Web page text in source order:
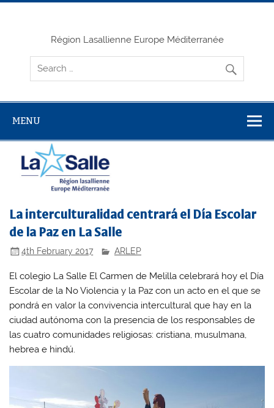
Skip
Région Lasallienne Europe Méditerranée
MENU
La interculturalidad centrará el Día Escolar
de la Paz en La Salle
4th February 2017 ARLEP
El colegio La Salle El Carmen de Melilla celebrará hoy el Día
Escolar de la No Violencia y la Paz con un acto en el que se
pondrá en valor la convivencia intercultural que hay en la
ciudad autónoma con la presencia de los responsables de
las cuatro comunidades religiosas: cristiana, musulmana,
hebrea e hindú.